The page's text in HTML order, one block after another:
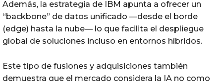
Además, la estrategia de IBM apunta a ofrecer un
“backbone” de datos unificado —desde el borde
(edge) hasta la nube— lo que facilita el despliegue
global de soluciones incluso en entornos híbridos.
Este tipo de fusiones y adquisiciones también
demuestra que el mercado considera la IA no como